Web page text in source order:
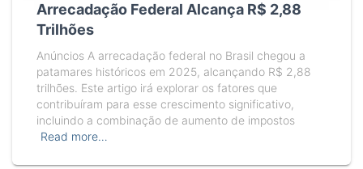
Arrecadação Federal Alcança R$ 2,88
Trilhões
Anúncios A arrecadação federal no Brasil chegou a
patamares históricos em 2025, alcançando R$ 2,88
trilhões. Este artigo irá explorar os fatores que
contribuíram para esse crescimento significativo,
incluindo a combinação de aumento de impostos
Read more…